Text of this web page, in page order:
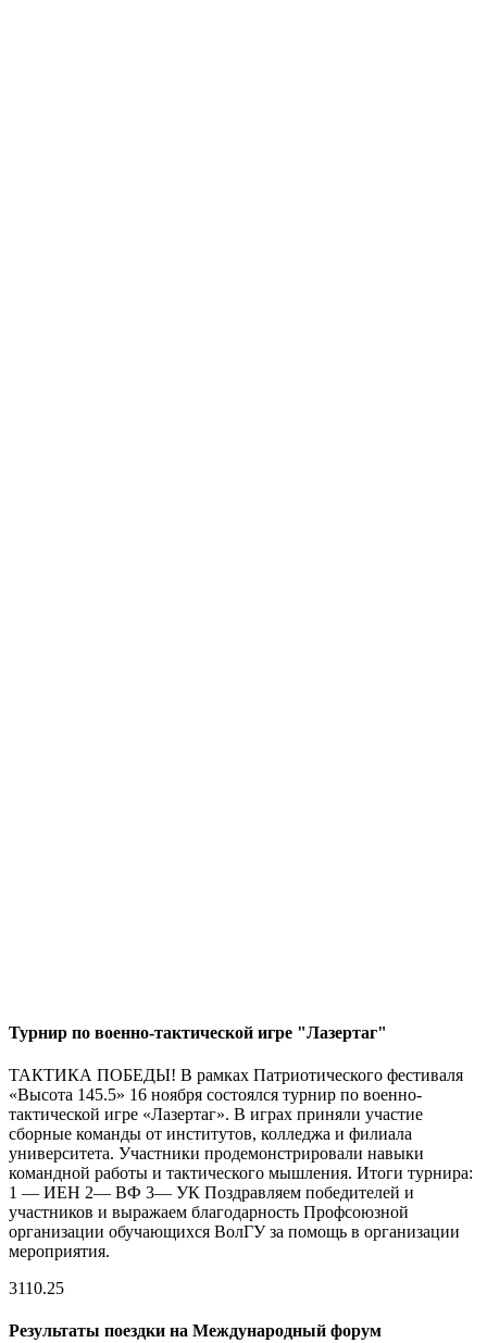
Турнир по военно-тактической игре "Лазертаг"
ТАКТИКА ПОБЕДЫ! В рамках Патриотического фестиваля
«Высота 145.5» 16 ноября состоялся турнир по военно-
тактической игре «Лазертаг». В играх приняли участие
сборные команды от институтов, колледжа и филиала
университета. Участники продемонстрировали навыки
командной работы и тактического мышления. Итоги турнира:
1 — ИЕН 2— ВФ 3— УК Поздравляем победителей и
участников и выражаем благодарность Профсоюзной
организации обучающихся ВолГУ за помощь в организации
мероприятия.
3110.25
Результаты поездки на Международный форум